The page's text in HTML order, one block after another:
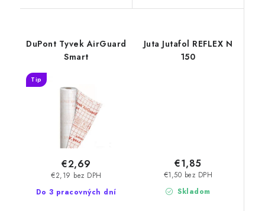
DuPont Tyvek AirGuard
Smart
Tip
Do 3 pracovných dní
€2,19 bez DPH
€2,69
Juta Jutafol REFLEX N
150
Skladom
€1,50 bez DPH
€1,85